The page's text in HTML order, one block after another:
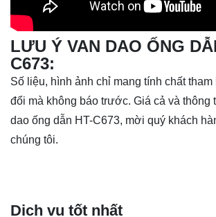
LƯU Ý VAN DAO ỐNG
C673:
Số liệu, hình ảnh chỉ mang tính chất tham
đổi mà không báo trước. Giá cả và thông
dao ống dẫn HT-C673, mời quý khách
chúng tôi.
Dịch vụ tốt nhất